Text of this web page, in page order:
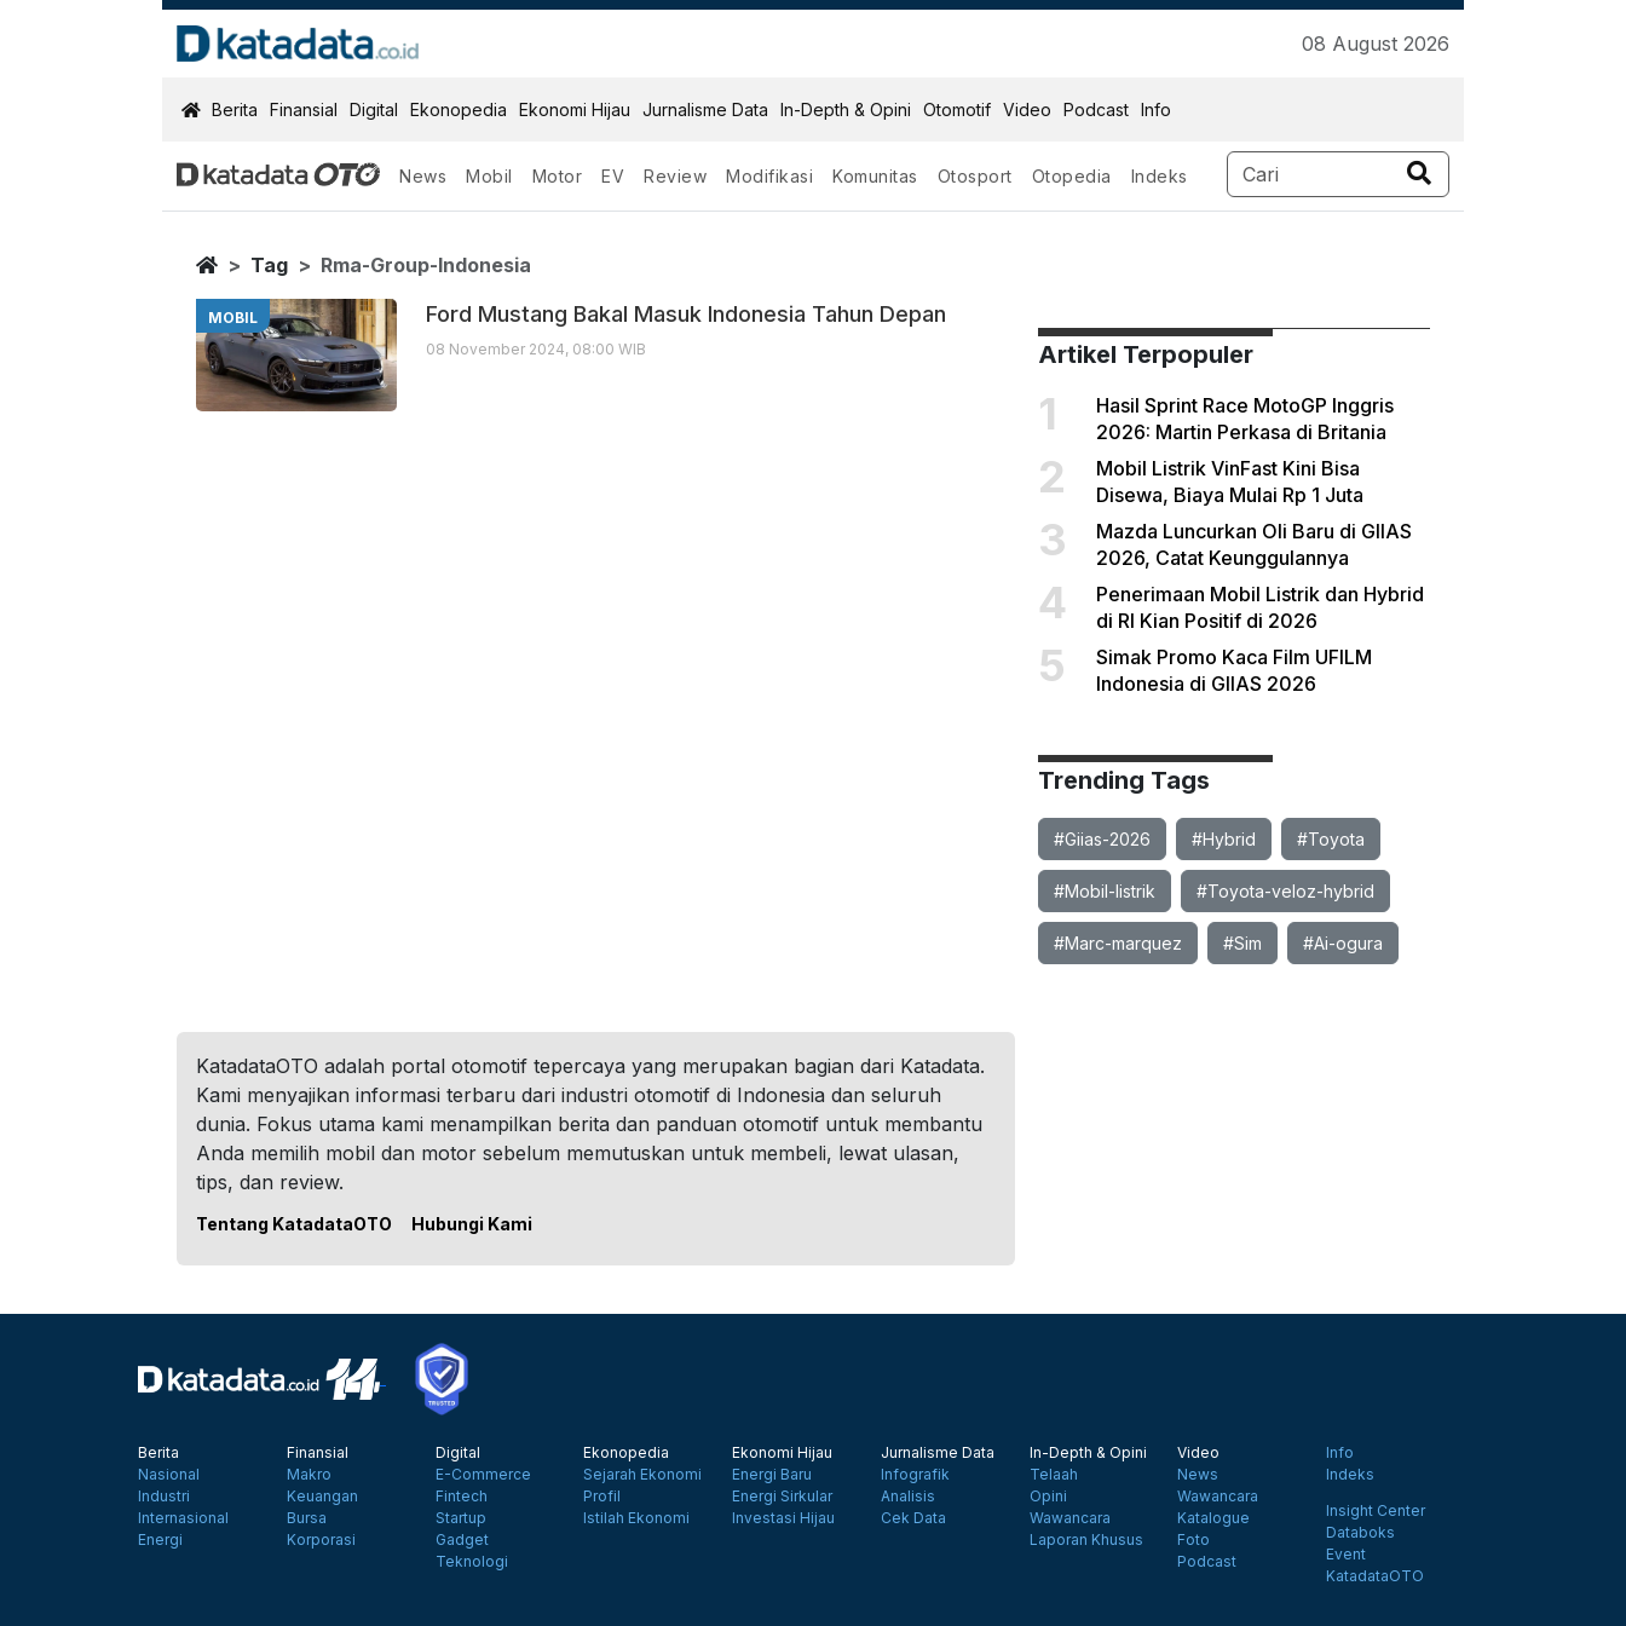
08 August 2026
KatadataOTO
Berita Finansial Digital Ekonopedia Ekonomi Hijau Jurnalisme Data In-Depth & Opini Otomotif Video Podcast Info
News Mobil Motor EV Review Modifikasi Komunitas Otosport Otopedia Indeks
Rma Group Indonesia
Berita Terbaru
Home
Tag Rma-Group-Indonesia
MOBIL Ford Mustang Bakal Masuk Indonesia Tahun Depan
08 November 2024, 08:00 WIB Artikel Terpopuler
1
Hasil Sprint Race MotoGP Inggris
2026: Martin Perkasa di Britania
2
Mobil Listrik VinFast Kini Bisa
Disewa, Biaya Mulai Rp 1 Juta
3
Mazda Luncurkan Oli Baru di GIIAS
2026, Catat Keunggulannya
4
Penerimaan Mobil Listrik dan Hybrid
di RI Kian Positif di 2026
5
Simak Promo Kaca Film UFILM
Indonesia di GIIAS 2026
Trending Tags
#Giias-2026 #Hybrid #Toyota
#Mobil-listrik #Toyota-veloz-hybrid
#Marc-marquez #Sim #Ai-ogura
KatadataOTO adalah portal otomotif tepercaya yang merupakan bagian dari Katadata.
Kami menyajikan informasi terbaru dari industri otomotif di Indonesia dan seluruh
dunia. Fokus utama kami menampilkan berita dan panduan otomotif untuk membantu
Anda memilih mobil dan motor sebelum memutuskan untuk membeli, lewat ulasan,
tips, dan review.
Tentang KatadataOTO Hubungi Kami
Berita
Nasional
Industri
Internasional
Energi
Finansial
Makro
Keuangan
Bursa
Korporasi
Digital
E-Commerce
Fintech
Startup
Gadget
Teknologi
Ekonopedia
Sejarah Ekonomi
Profil
Istilah Ekonomi
Ekonomi Hijau
Energi Baru
Energi Sirkular
Investasi Hijau
Jurnalisme Data
Infografik
Analisis
Cek Data
In-Depth & Opini
Telaah
Opini
Wawancara
Laporan Khusus
Video
News
Wawancara
Katalogue
Foto
Podcast
Info
Indeks
Insight Center
Databoks
Event
KatadataOTO